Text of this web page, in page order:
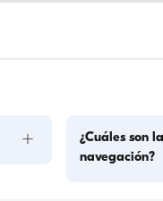
+
¿Cuáles son
navegación?